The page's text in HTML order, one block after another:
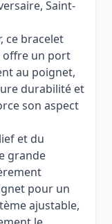
Saint-
ce bracelet
offre un port
au poignet,
durabilité et
son aspect
et du
grande
pour un
ajustable,